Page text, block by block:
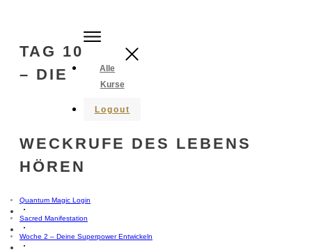
Alle
Kurse
Logout
TAG 10
– DIE
WECKRUFE DES LEBENS
HÖREN
Quantum Magic Login
Sacred Manifestation
Woche 2 – Deine Superpower Entwickeln